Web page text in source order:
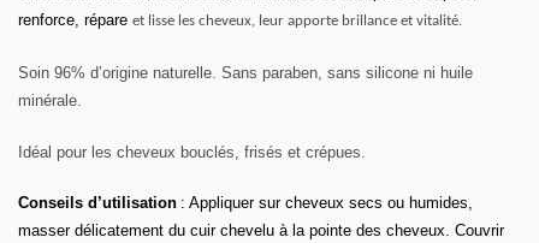
renforce, répare et lisse les cheveux, leur apporte brillance et vitalité.
Soin 96% d’origine naturelle. Sans paraben, sans silicone ni huile
minérale.
Idéal pour les cheveux bouclés, frisés et crépues.
Conseils d’utilisation : Appliquer sur cheveux secs ou humides,
masser délicatement du cuir chevelu à la pointe des cheveux. Couvrir